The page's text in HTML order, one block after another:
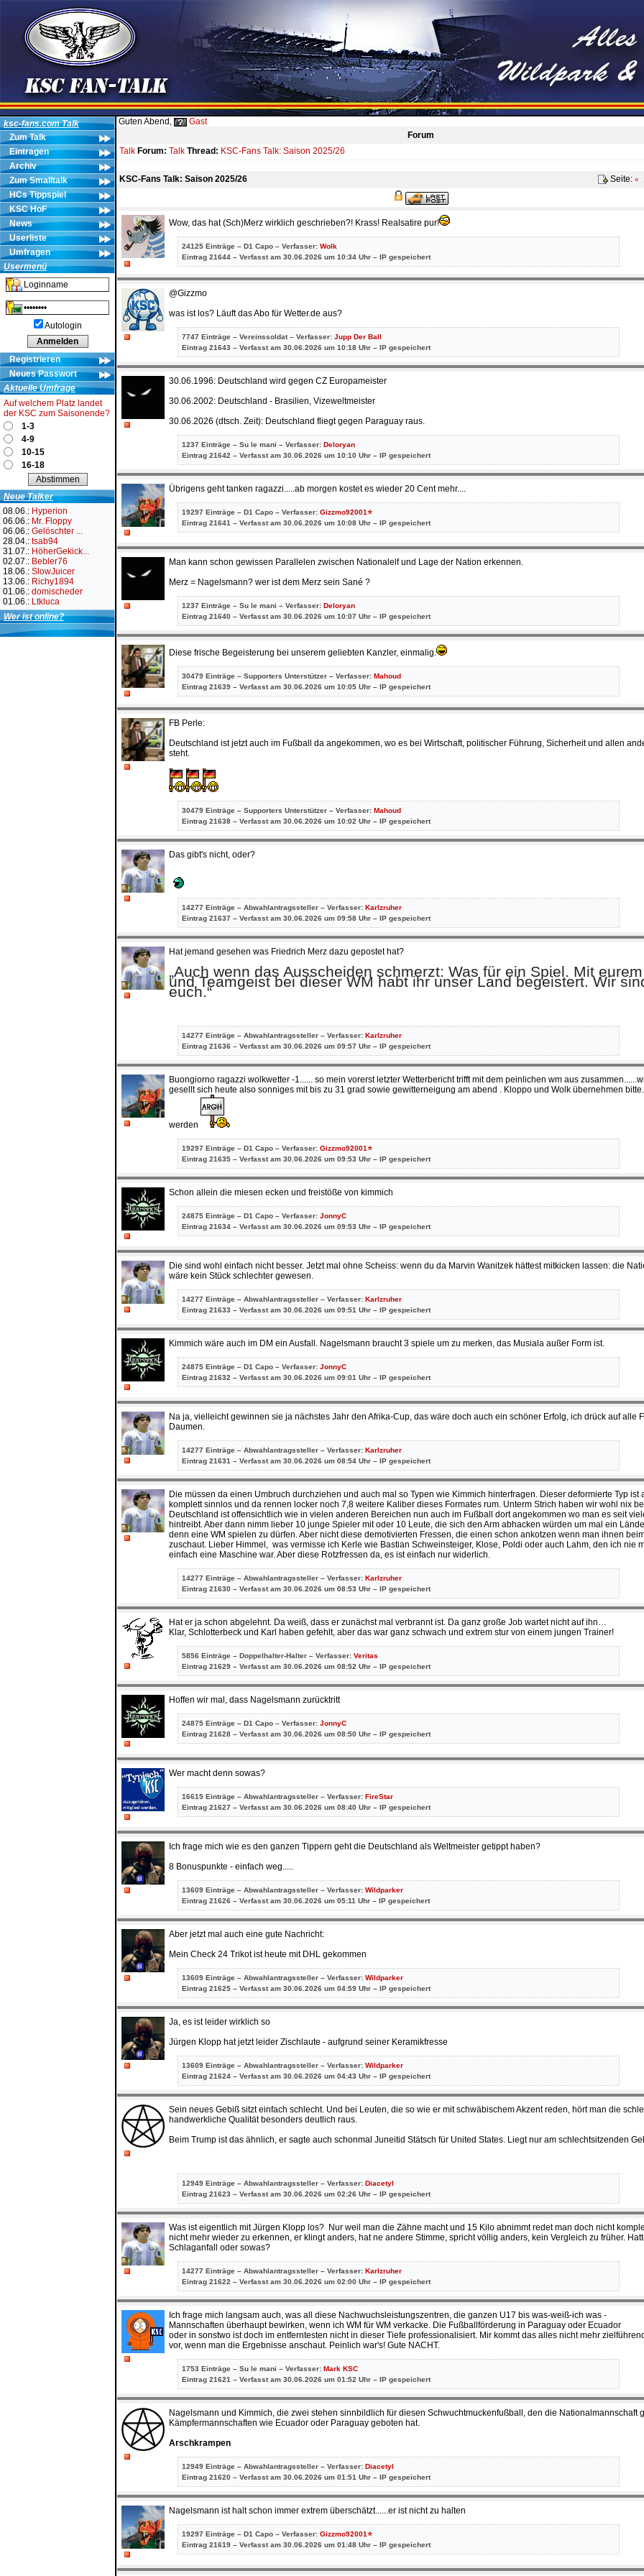
ksc-fans.com Talk
Zum Talk
Eintragen
Archiv
Zum Smalltalk
HCs Tippspiel
KSC HoF
News
Userliste
Umfragen
Usermenü
Autologin
Registrieren
Neues Passwort
Aktuelle Umfrage
Auf welchem Platz landet
der KSC zum Saisonende?
1-3
4-9
10-15
16-18
Neue Talker
08.06.: Hyperion
06.06.: Mr. Floppy
06.06.: Gelöschter ...
28.04.: tsab94
31.07.: HöherGekick...
02.07.: Bebler76
18.06.: SlowJuicer
13.06.: Richy1894
01.06.: domischeder
01.06.: Ltkluca
Wer ist online?
Guten Abend,
Gast
Forum
Talk Forum: Talk Thread: KSC-Fans Talk: Saison 2025/26
KSC-Fans Talk: Saison 2025/26 Seite: «
Wow, das hat (Sch)Merz wirklich geschrieben?! Krass! Realsatire pur!
24125 Einträge – D1 Capo – Verfasser: Wolk
Eintrag 21644 – Verfasst am 30.06.2026 um 10:34 Uhr – IP gespeichert
@Gizzmo
was ist los? Läuft das Abo für Wetter.de aus?
7747 Einträge – Vereinssoldat – Verfasser: Jupp Der Ball
Eintrag 21643 – Verfasst am 30.06.2026 um 10:18 Uhr – IP gespeichert
30.06.1996: Deutschland wird gegen CZ Europameister
30.06.2002: Deutschland - Brasilien, Vizeweltmeister
30.06.2026 (dtsch. Zeit): Deutschland fliegt gegen Paraguay raus.
1237 Einträge – Su le mani – Verfasser: Deloryan
Eintrag 21642 – Verfasst am 30.06.2026 um 10:10 Uhr – IP gespeichert
Übrigens geht tanken ragazzi.....ab morgen kostet es wieder 20 Cent mehr....
19297 Einträge – D1 Capo – Verfasser: Gizzmo92001⭐
Eintrag 21641 – Verfasst am 30.06.2026 um 10:08 Uhr – IP gespeichert
Man kann schon gewissen Parallelen zwischen Nationalelf und Lage der Nation erkennen.
Merz = Nagelsmann? wer ist dem Merz sein Sané ?
1237 Einträge – Su le mani – Verfasser: Deloryan
Eintrag 21640 – Verfasst am 30.06.2026 um 10:07 Uhr – IP gespeichert
Diese frische Begeisterung bei unserem geliebten Kanzler, einmalig.
30479 Einträge – Supporters Unterstützer – Verfasser: Mahoud
Eintrag 21639 – Verfasst am 30.06.2026 um 10:05 Uhr – IP gespeichert
FB Perle:
Deutschland ist jetzt auch im Fußball da angekommen, wo es bei Wirtschaft, politischer Führung, Sicherheit und allen
steht.
30479 Einträge – Supporters Unterstützer – Verfasser: Mahoud
Eintrag 21638 – Verfasst am 30.06.2026 um 10:02 Uhr – IP gespeichert
Das gibt's nicht, oder?
14277 Einträge – Abwahlantragssteller – Verfasser: Karlzruher
Eintrag 21637 – Verfasst am 30.06.2026 um 09:58 Uhr – IP gespeichert
Hat jemand gesehen was Friedrich Merz dazu gepostet hat?
„Auch wenn das Ausscheiden schmerzt: Was für ein Spiel. Mit
und Teamgeist bei dieser WM habt ihr unser Land begeistert. Wir
euch.“
14277 Einträge – Abwahlantragssteller – Verfasser: Karlzruher
Eintrag 21636 – Verfasst am 30.06.2026 um 09:57 Uhr – IP gespeichert
Buongiorno ragazzi wolkwetter -1...... so mein vorerst letzter Wetterbericht trifft mit dem peinlichen wm aus
gesellt sich heute also sonniges mit bis zu 31 grad sowie gewitterneigung am abend . Kloppo und Wolk übernehmen
werden
19297 Einträge – D1 Capo – Verfasser: Gizzmo92001⭐
Eintrag 21635 – Verfasst am 30.06.2026 um 09:53 Uhr – IP gespeichert
Schon allein die miesen ecken und freistöße von kimmich
24875 Einträge – D1 Capo – Verfasser: JonnyC
Eintrag 21634 – Verfasst am 30.06.2026 um 09:53 Uhr – IP gespeichert
Die sind wohl einfach nicht besser. Jetzt mal ohne Scheiss: wenn du da Marvin Wanitzek hättest mitkicken lassen: die
wäre kein Stück schlechter gewesen.
14277 Einträge – Abwahlantragssteller – Verfasser: Karlzruher
Eintrag 21633 – Verfasst am 30.06.2026 um 09:51 Uhr – IP gespeichert
Kimmich wäre auch im DM ein Ausfall. Nagelsmann braucht 3 spiele um zu merken, das Musiala außer Form ist.
24875 Einträge – D1 Capo – Verfasser: JonnyC
Eintrag 21632 – Verfasst am 30.06.2026 um 09:01 Uhr – IP gespeichert
Na ja, vielleicht gewinnen sie ja nächstes Jahr den Afrika-Cup, das wäre doch auch ein schöner Erfolg, ich drück auf alle
Daumen.
14277 Einträge – Abwahlantragssteller – Verfasser: Karlzruher
Eintrag 21631 – Verfasst am 30.06.2026 um 08:54 Uhr – IP gespeichert
Die müssen da einen Umbruch durchziehen und auch mal so Typen wie Kimmich hinterfragen. Dieser deformierte Typ ist
komplett sinnlos und da rennen locker noch 7,8 weitere Kaliber dieses Formates rum. Unterm Strich haben wir wohl nix
Deutschland ist offensichtlich wie in vielen anderen Bereichen nun auch im Fußball dort angekommen wo man es seit
hintreibt. Aber dann nimm lieber 10 junge Spieler mit oder 10 Leute, die sich den Arm abhacken würden um mal ein
denn eine WM spielen zu dürfen. Aber nicht diese demotivierten Fressen, die einen schon ankotzen wenn man ihnen
zuschaut. Lieber Himmel, was vermisse ich Kerle wie Bastian Schweinsteiger, Klose, Poldi oder auch Lahm, den ich nie
einfach eine Maschine war. Aber diese Rotzfressen da, es ist einfach nur widerlich.
14277 Einträge – Abwahlantragssteller – Verfasser: Karlzruher
Eintrag 21630 – Verfasst am 30.06.2026 um 08:53 Uhr – IP gespeichert
Hat er ja schon abgelehnt. Da weiß, dass er zunächst mal verbrannt ist. Da ganz große Job wartet nicht auf ihn…
Klar, Schlotterbeck und Karl haben gefehlt, aber das war ganz schwach und extrem stur von einem jungen Trainer!
5856 Einträge – Doppelhalter-Halter – Verfasser: Veritas
Eintrag 21629 – Verfasst am 30.06.2026 um 08:52 Uhr – IP gespeichert
Hoffen wir mal, dass Nagelsmann zurücktritt
24875 Einträge – D1 Capo – Verfasser: JonnyC
Eintrag 21628 – Verfasst am 30.06.2026 um 08:50 Uhr – IP gespeichert
Wer macht denn sowas?
16615 Einträge – Abwahlantragssteller – Verfasser: FireStar
Eintrag 21627 – Verfasst am 30.06.2026 um 08:40 Uhr – IP gespeichert
Ich frage mich wie es den ganzen Tippern geht die Deutschland als Weltmeister getippt haben?
8 Bonuspunkte - einfach weg.....
13609 Einträge – Abwahlantragssteller – Verfasser: Wildparker
Eintrag 21626 – Verfasst am 30.06.2026 um 05:11 Uhr – IP gespeichert
Aber jetzt mal auch eine gute Nachricht:
Mein Check 24 Trikot ist heute mit DHL gekommen
13609 Einträge – Abwahlantragssteller – Verfasser: Wildparker
Eintrag 21625 – Verfasst am 30.06.2026 um 04:59 Uhr – IP gespeichert
Ja, es ist leider wirklich so
Jürgen Klopp hat jetzt leider Zischlaute - aufgrund seiner Keramikfresse
13609 Einträge – Abwahlantragssteller – Verfasser: Wildparker
Eintrag 21624 – Verfasst am 30.06.2026 um 04:43 Uhr – IP gespeichert
Sein neues Gebiß sitzt einfach schlecht. Und bei Leuten, die so wie er mit schwäbischem Akzent reden, hört man die
handwerkliche Qualität besonders deutlich raus.
Beim Trump ist das ähnlich, er sagte auch schonmal Juneitid Stätsch für United States. Liegt nur am schlechtsitzenden
12949 Einträge – Abwahlantragssteller – Verfasser: Diacetyl
Eintrag 21623 – Verfasst am 30.06.2026 um 02:26 Uhr – IP gespeichert
Was ist eigentlich mit Jürgen Klopp los? Nur weil man die Zähne macht und 15 Kilo abnimmt redet man doch nicht
nicht mehr wieder zu erkennen, er klingt anders, hat ne andere Stimme, spricht völlig anders, kein Vergleich zu früher.
Schlaganfall oder sowas?
14277 Einträge – Abwahlantragssteller – Verfasser: Karlzruher
Eintrag 21622 – Verfasst am 30.06.2026 um 02:00 Uhr – IP gespeichert
Ich frage mich langsam auch, was all diese Nachwuchsleistungszentren, die ganzen U17 bis was-weiß-ich was -
Mannschaften überhaupt bewirken, wenn ich WM für WM verkacke. Die Fußballförderung in Paraguay oder Ecuador
oder in sonstwo ist doch im entferntesten nicht in dieser Tiefe professionalisiert. Mir kommt das alles nicht mehr zielführend
vor, wenn man die Ergebnisse anschaut. Peinlich war's! Gute NACHT.
1753 Einträge – Su le mani – Verfasser: Mark KSC
Eintrag 21621 – Verfasst am 30.06.2026 um 01:52 Uhr – IP gespeichert
Nagelsmann und Kimmich, die zwei stehen sinnbildlich für diesen Schwuchtmuckenfußball, den die Nationalmannschaft
Kämpfermannschaften wie Ecuador oder Paraguay geboten hat.
Arschkrampen
12949 Einträge – Abwahlantragssteller – Verfasser: Diacetyl
Eintrag 21620 – Verfasst am 30.06.2026 um 01:51 Uhr – IP gespeichert
Nagelsmann ist halt schon immer extrem überschätzt......er ist nicht zu halten
19297 Einträge – D1 Capo – Verfasser: Gizzmo92001⭐
Eintrag 21619 – Verfasst am 30.06.2026 um 01:48 Uhr – IP gespeichert